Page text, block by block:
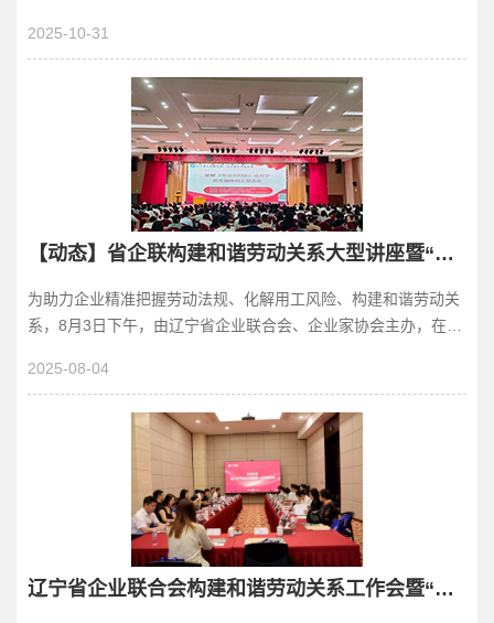
2025-10-31
【动态】省企联构建和谐劳动关系大型讲座暨“破解 《劳动合同法》实操难题”在沈成功举办
为助力企业精准把握劳动法规、化解用工风险、构建和谐劳动关
系，8月3日下午，由辽宁省企业联合会、企业家协会主办，在辽
2025-08-04
辽宁省企业联合会构建和谐劳动关系工作会暨“和谐工委”发起成立会议圆满召开